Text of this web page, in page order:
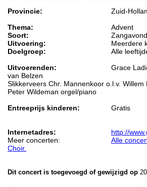
Provincie:
Zuid-
Thema:
Advent
Soort:
Uitvoering:
Meerdere
Doelgroep:
Alle
Uitvoerenden:
Grace
van Belzen
Slikkerveers Chr. Mannenkoor o.l.v. Willem
Peter Wildeman orgel/piano
Entreeprijs kinderen:
Gratis
Internetadres:
http://
Meer concerten:
Alle
Choir.
Dit concert is toegevoegd of gewijzigd op